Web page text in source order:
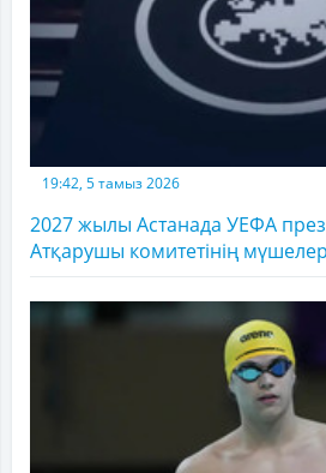
19:42, 5 тамыз 2026
2027 жылы Астанада УЕФА
Атқарушы комитетінің